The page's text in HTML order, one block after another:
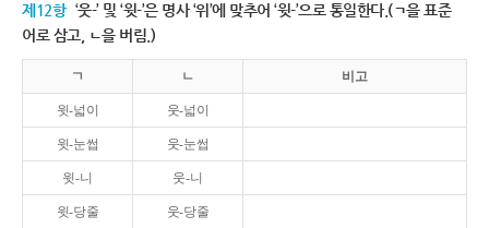
제12항 ‘웃-’ 및 ‘윗-’은 명사 ‘위’에 맞추어 ‘윗-’으로 통일한다.(ㄱ을 표준
어로 삼고, ㄴ을 버림.)
ㄱ ㄴ 비고
윗-넓이 웃-넓이
윗-눈썹 웃-눈썹
윗-니 웃-니
윗-당줄 웃-당줄